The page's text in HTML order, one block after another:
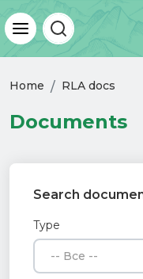
Home RLA docs
Documents
Search
Type
-- Все --